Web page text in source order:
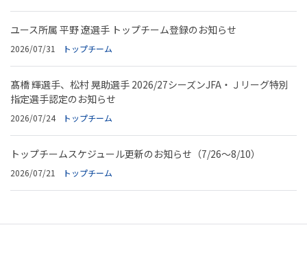
ユース所属 平野 遼選手 トップチーム登録のお知らせ
2026/07/31 トップチーム
髙橋 輝選手、松村 晃助選手 2026/27シーズンJFA・Ｊリーグ特別
指定選手認定のお知らせ
2026/07/24 トップチーム
トップチームスケジュール更新のお知らせ（7/26～8/10）
2026/07/21 トップチーム